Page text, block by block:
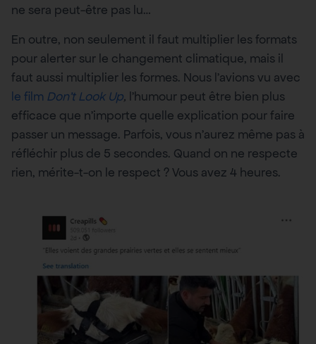
ne sera peut-être pas lu…
En outre, non seulement il faut multiplier les formats
pour alerter sur le changement climatique, mais il
faut aussi multiplier les formes. Nous l’avions vu avec
le film Don’t Look Up, l’humour peut être bien plus
efficace que n’importe quelle explication pour faire
passer un message. Parfois, vous n’aurez même pas à
réfléchir plus de 5 secondes. Quand on ne respecte
rien, mérite-t-on le respect ? Vous avez 4 heures.